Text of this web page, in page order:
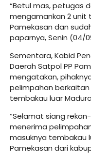
“Betul mas, petugas
mengamankan 2 unit
Pamekasan dan
paparnya, Senin (04/
Sementara, Kabid
Daerah Satpol PP
mengatakan,
pelimpahan
tembakau luar
“Selamat siang
menerima
masuknya tembakau
Pamekasan dari